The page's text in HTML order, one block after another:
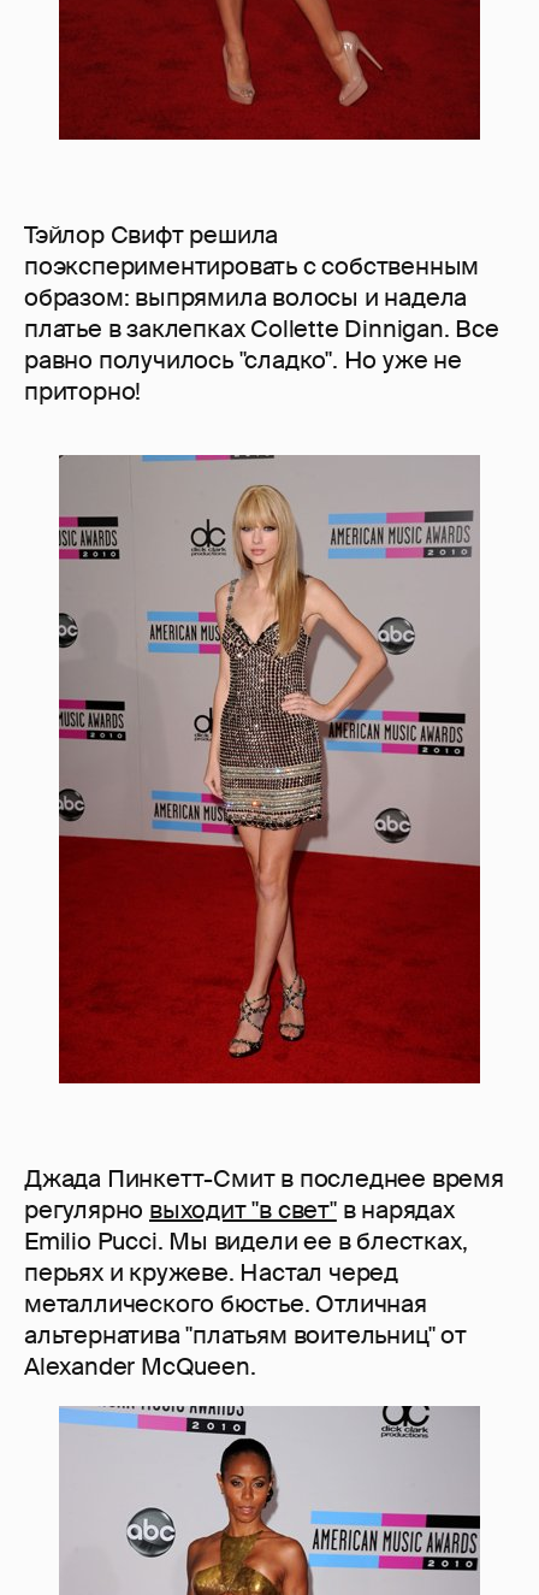
Тэйлор Свифт решила
поэкспериментировать с собственным
образом: выпрямила волосы и надела
платье в заклепках Collette Dinnigan. Все
равно получилось "сладко". Но уже не
приторно!
Джада Пинкетт-Смит в последнее время
регулярно выходит "в свет"в нарядах
Emilio Pucci. Мы видели ее в блестках,
перьях и кружеве. Настал черед
металлического бюстье. Отличная
альтернатива "платьям воительниц" от
Alexander McQueen.